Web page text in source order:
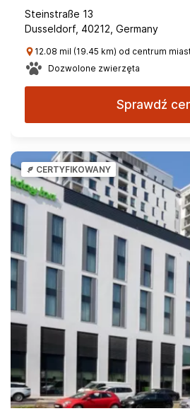
Steinstraße 13
Dusseldorf, 40212, Germany
12.08 mil (19.45 km) od centrum
Dozwolone zwierzęta
Sprawdź
CERTYFIKOWANY